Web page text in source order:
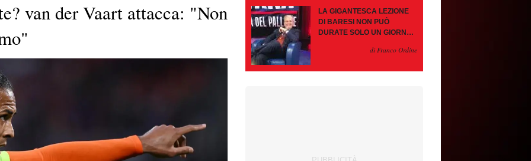
van der Vaart attacca: "Non
LA GIGANTESCA LEZIONE
DI BARESI NON PUÒ
DURATE SOLO UN GIORNO.
CONTROMOSSEdi Franco Ordine